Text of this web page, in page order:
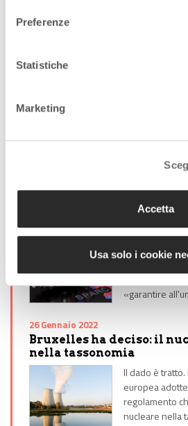
Preferenze
Statistiche
Marketing
Accetta
Usa solo i cookie
Dalla fusione nucleare
record della ricerca
L’elettricità
realtà e porta
sostenibile in
13 Settembre 2021
Energia pulita, sicura e
nuova strada indicata
La chiave per
energetica
«garantire
26 Gennaio 2022
Bruxelles ha deciso: il
nella tassonomia
Il dado è
europea
regolamento
nucleare nella